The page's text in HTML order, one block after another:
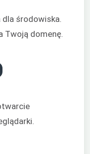
środowiska.
Twoją domenę.